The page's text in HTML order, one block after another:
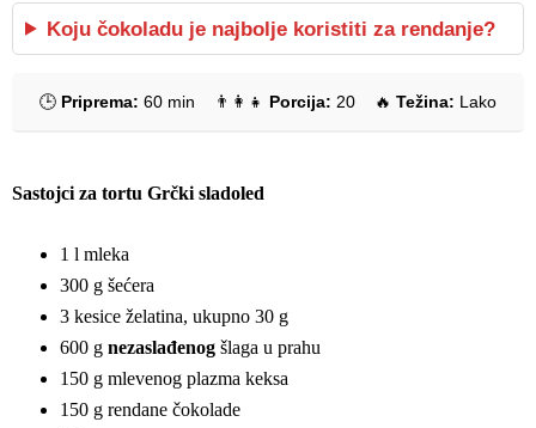
Koju čokoladu je najbolje koristiti za rendanje?
🕒 Priprema: 60 min 👨‍👩‍👧 Porcija: 20 🔥 Težina: Lako
Sastojci za tortu Grčki sladoled
1 l mleka
300 g šećera
3 kesice želatina, ukupno 30 g
600 g nezaslađenog šlaga u prahu
150 g mlevenog plazma keksa
150 g rendane čokolade